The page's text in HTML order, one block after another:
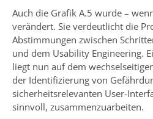
Auch die Grafik A.5 wurde –
verändert. Sie verdeutlicht die
Abstimmungen zwischen
und dem Usability Engineering.
liegt nun auf dem
der Identifizierung von
sicherheitsrelevanten User-
sinnvoll, zusammenzuarbeiten.